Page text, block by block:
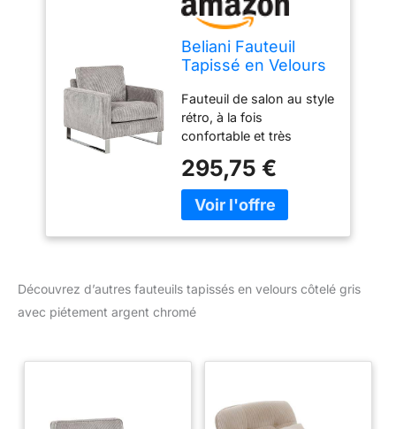
Beliani Fauteuil
Tapissé en Velours
Piétement Argent
Chromé Design
Meuble Idéal pour
Salon au Style
Rétro et
Traditionnel
Fauteuil de salon au style
rétro, à la fois
confortable et très
argenté ; Matière :
velours côtelé ; Matière
secondaire : acier inox
piétement design en
x fauteuil ; Préassemblé
295,75 €
Découvrez d’autres fauteuils tapissés en velours côtelé gris
avec piétement argent chromé